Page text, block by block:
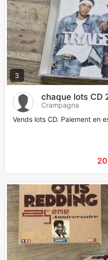
3
chaque lots CD
Crampagna
Vends lots CD. Paiement en